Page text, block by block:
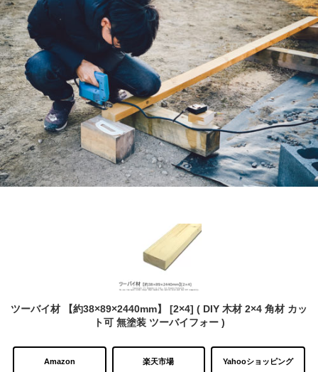
ツーバイ材 【約38×89×2440mm】 [2×4] ( DIY 木材 2×4 角材 カッ
ト可 無塗装 ツーバイフォー )
Amazon 楽天市場 Yahooショッピング